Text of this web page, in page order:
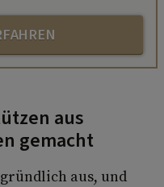
aus
gemacht
aus, und